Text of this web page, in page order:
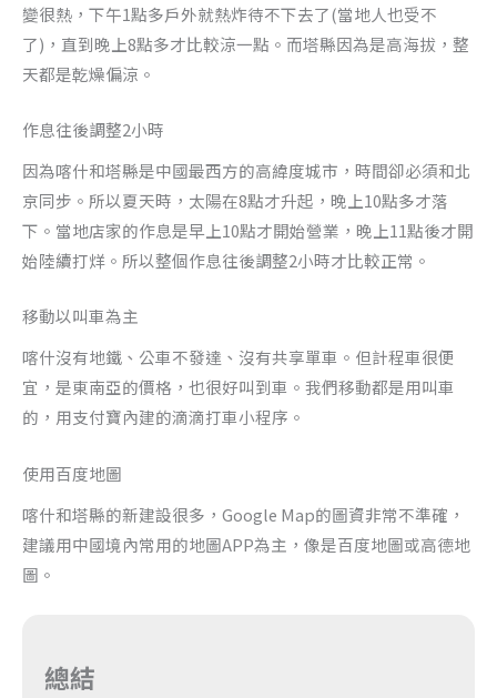
變很熱，下午1點多戶外就熱炸待不下去了(當地人也受不
了)，直到晚上8點多才比較涼一點。而塔縣因為是高海拔，整
天都是乾燥偏涼。
作息往後調整2小時
因為喀什和塔縣是中國最西方的高緯度城市，時間卻必須和北
京同步。所以夏天時，太陽在8點才升起，晚上10點多才落
下。當地店家的作息是早上10點才開始營業，晚上11點後才開
始陸續打烊。所以整個作息往後調整2小時才比較正常。
移動以叫車為主
喀什沒有地鐵、公車不發達、沒有共享單車。但計程車很便
宜，是東南亞的價格，也很好叫到車。我們移動都是用叫車
的，用支付寶內建的滴滴打車小程序。
使用百度地圖
喀什和塔縣的新建設很多，Google Map的圖資非常不準確，
建議用中國境內常用的地圖APP為主，像是百度地圖或高德地
圖。
總結